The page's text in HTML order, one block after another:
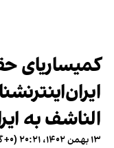
کمیساریای
الناشف به
۱۳ بهمن ۱۴۰۲، ۲۰:۲۱ (‎+۰ گرینویچ)